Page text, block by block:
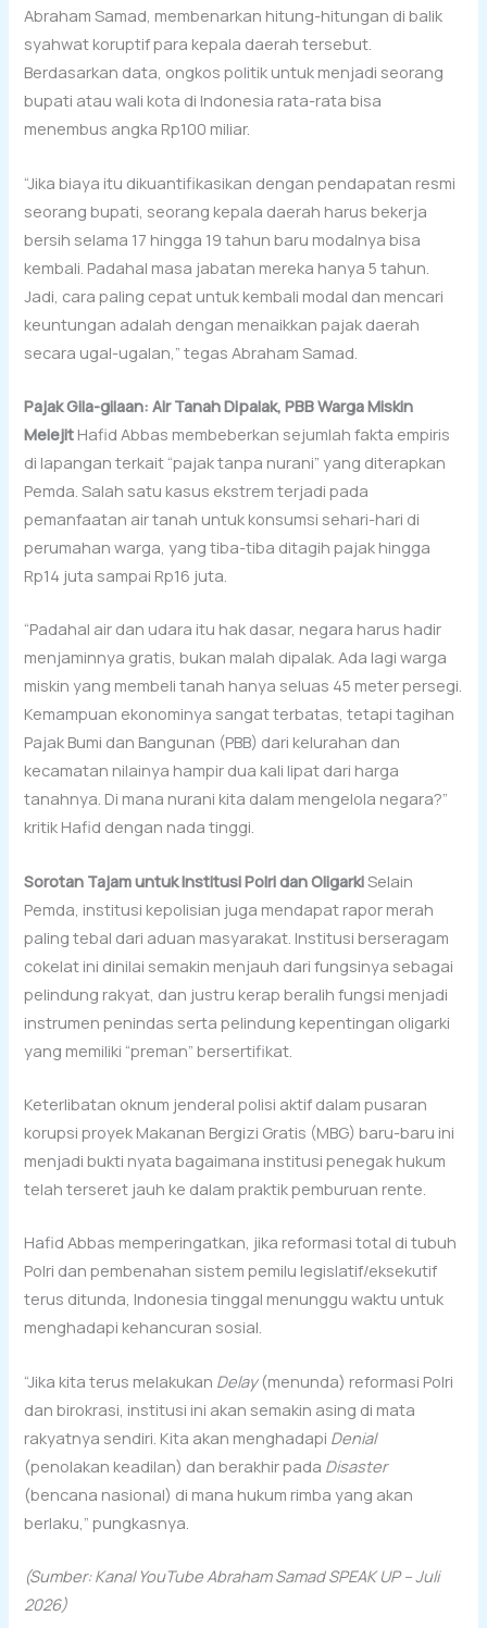
Abraham Samad, membenarkan hitung-hitungan di balik
syahwat koruptif para kepala daerah tersebut.
Berdasarkan data, ongkos politik untuk menjadi seorang
bupati atau wali kota di Indonesia rata-rata bisa
menembus angka Rp100 miliar.
“Jika biaya itu dikuantifikasikan dengan pendapatan resmi
seorang bupati, seorang kepala daerah harus bekerja
bersih selama 17 hingga 19 tahun baru modalnya bisa
kembali. Padahal masa jabatan mereka hanya 5 tahun.
Jadi, cara paling cepat untuk kembali modal dan mencari
keuntungan adalah dengan menaikkan pajak daerah
secara ugal-ugalan,” tegas Abraham Samad.
Pajak Gila-gilaan: Air Tanah Dipalak, PBB Warga Miskin
Melejit Hafid Abbas membeberkan sejumlah fakta empiris
di lapangan terkait “pajak tanpa nurani” yang diterapkan
Pemda. Salah satu kasus ekstrem terjadi pada
pemanfaatan air tanah untuk konsumsi sehari-hari di
perumahan warga, yang tiba-tiba ditagih pajak hingga
Rp14 juta sampai Rp16 juta.
“Padahal air dan udara itu hak dasar, negara harus hadir
menjaminnya gratis, bukan malah dipalak. Ada lagi warga
miskin yang membeli tanah hanya seluas 45 meter persegi.
Kemampuan ekonominya sangat terbatas, tetapi tagihan
Pajak Bumi dan Bangunan (PBB) dari kelurahan dan
kecamatan nilainya hampir dua kali lipat dari harga
tanahnya. Di mana nurani kita dalam mengelola negara?”
kritik Hafid dengan nada tinggi.
Sorotan Tajam untuk Institusi Polri dan OligarkiSelain
Pemda, institusi kepolisian juga mendapat rapor merah
paling tebal dari aduan masyarakat. Institusi berseragam
cokelat ini dinilai semakin menjauh dari fungsinya sebagai
pelindung rakyat, dan justru kerap beralih fungsi menjadi
instrumen penindas serta pelindung kepentingan oligarki
yang memiliki “preman” bersertifikat.
Keterlibatan oknum jenderal polisi aktif dalam pusaran
korupsi proyek Makanan Bergizi Gratis (MBG) baru-baru ini
menjadi bukti nyata bagaimana institusi penegak hukum
telah terseret jauh ke dalam praktik pemburuan rente.
Hafid Abbas memperingatkan, jika reformasi total di tubuh
Polri dan pembenahan sistem pemilu legislatif/eksekutif
terus ditunda, Indonesia tinggal menunggu waktu untuk
menghadapi kehancuran sosial.
“Jika kita terus melakukan Delay(menunda) reformasi Polri
dan birokrasi, institusi ini akan semakin asing di mata
rakyatnya sendiri. Kita akan menghadapi Denial
(penolakan keadilan) dan berakhir pada Disaster
(bencana nasional) di mana hukum rimba yang akan
berlaku,” pungkasnya.
(Sumber: Kanal YouTube Abraham Samad SPEAK UP – Juli
2026)